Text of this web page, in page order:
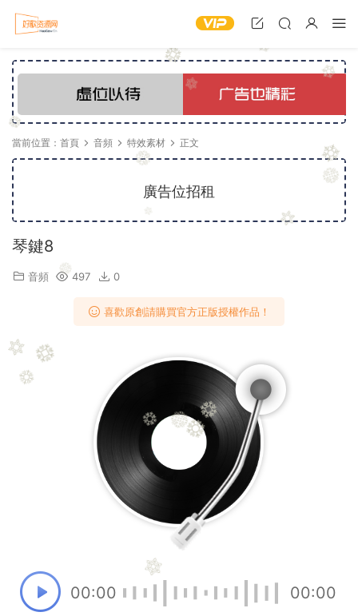
當前位置： 首頁 音頻 特效素材 正文
廣告位招租
琴鍵8
音頻 497 0
喜歡原創請購買官方正版授權作品！
00:00 00:00